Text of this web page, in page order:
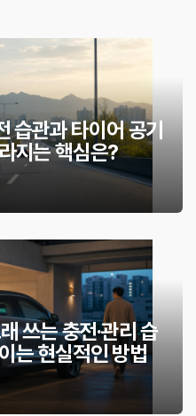
관과 타이어 공기
지는 핵심은?
쓰는 충전·관리 습
는 현실적인 방법